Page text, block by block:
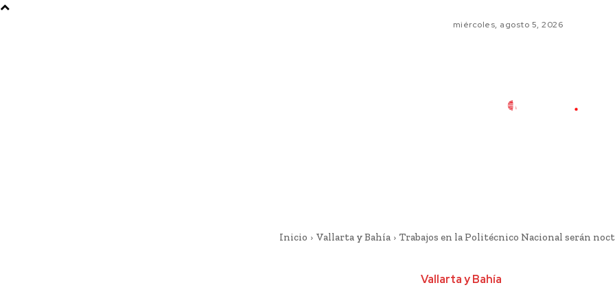
miércoles, agosto 5, 2026
Inicio Vallarta y Bahía Trabajos en la Politécnico Nacional serán
Vallarta y Bahía